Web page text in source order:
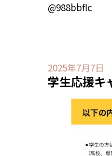
@988bbflc
2025年7月7日
学生応援キ